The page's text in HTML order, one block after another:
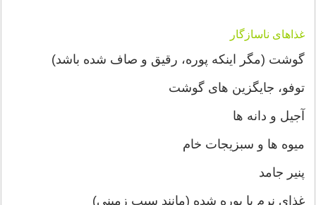
غذاهای ناسازگار
گوشت (مگر اینکه پوره، رقیق و صاف شده باشد)
توفو، جایگزین های گوشت
آجیل و دانه ها
میوه ها و سبزیجات خام
پنیر جامد
غذای نرم یا پوره شده (مانند سیب زمینی)